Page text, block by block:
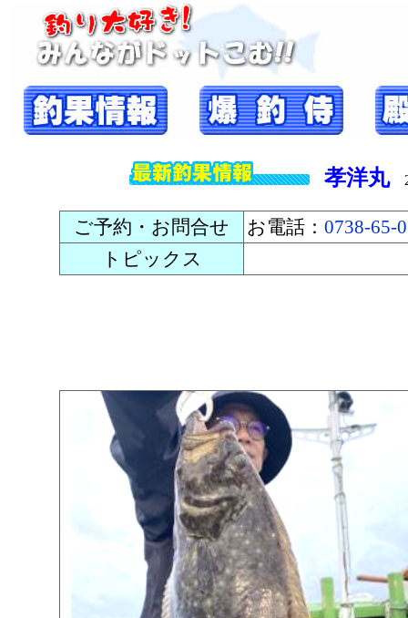
孝洋丸
ご予約・お問合せ お電話： 0738-65-
トピックス